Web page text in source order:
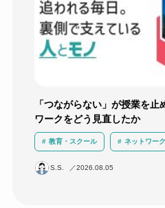
「つながらない」が授業を
ワークをどう見直したか
教育・スクール ネットワー
運用負荷軽減
S.S. 2026.08.05